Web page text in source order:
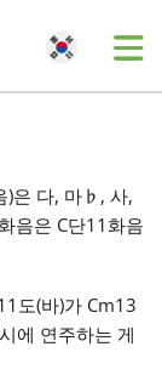
)은 다, 마 ♭ , 사,
음은 C단11화음
도(바)가 Cm13
에 연주하는 게